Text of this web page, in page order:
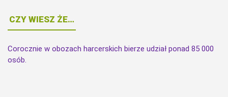
CZY WIESZ ŻE…
Corocznie w obozach harcerskich bierze udział ponad 85 000
osób.